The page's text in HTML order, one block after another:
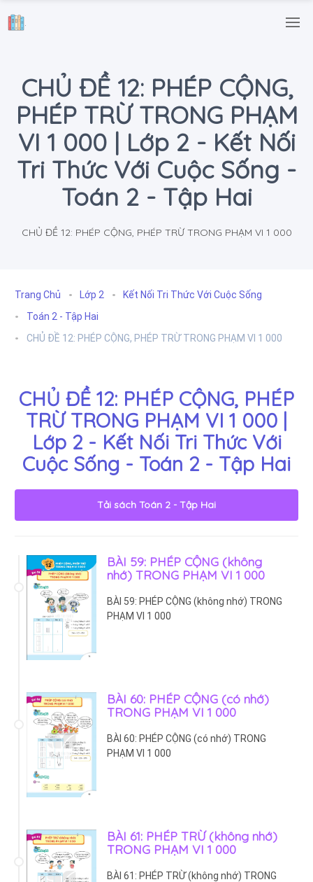
.
CHỦ ĐỀ 12: PHÉP CỘNG,
PHÉP TRỪ TRONG PHẠM
VI 1 000 | Lớp 2 - Kết Nối
Tri Thức Với Cuộc Sống -
Toán 2 - Tập Hai
CHỦ ĐỀ 12: PHÉP CỘNG, PHÉP TRỪ TRONG PHẠM VI 1 000
Trang Chủ Lớp 2
Kết Nối Tri Thức Với Cuộc Sống
Toán 2 - Tập Hai
CHỦ ĐỀ 12: PHÉP CỘNG, PHÉP TRỪ TRONG PHẠM VI 1 000
CHỦ ĐỀ 12: PHÉP CỘNG, PHÉP
TRỪ TRONG PHẠM VI 1 000 |
Lớp 2 - Kết Nối Tri Thức Với
Cuộc Sống - Toán 2 - Tập Hai
Tải sách Toán 2 - Tập Hai
BÀI 59: PHÉP CỘNG (không
nhớ) TRONG PHẠM VI 1 000
BÀI 59: PHÉP CỘNG (không nhớ) TRONG
PHẠM VI 1 000
BÀI 60: PHÉP CỘNG (có nhớ)
TRONG PHẠM VI 1 000
BÀI 60: PHÉP CỘNG (có nhớ) TRONG
PHẠM VI 1 000
BÀI 61: PHÉP TRỪ (không nhớ)
TRONG PHẠM VI 1 000
BÀI 61: PHÉP TRỪ (không nhớ) TRONG